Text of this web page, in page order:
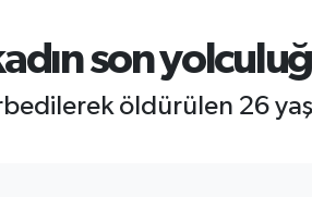
son
öldürülen 26